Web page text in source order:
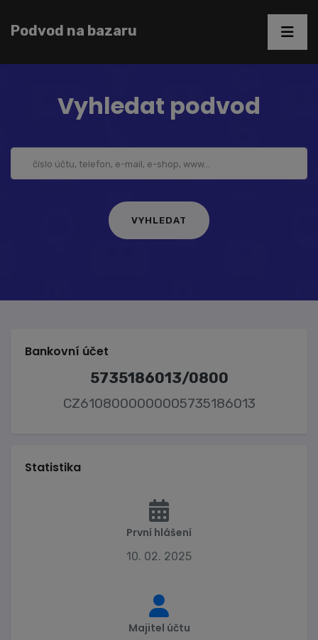
Podvod na bazaru
Vyhledat podvod
Bankovní účet
5735186013/0800
CZ6108000000005735186013
Statistika
První hlášení
10. 02. 2025
Majitel účtu